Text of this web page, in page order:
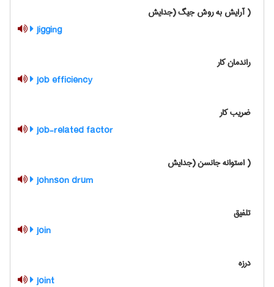
( آرایش به روش جیگ (جدایش
jigging
راندمان کار
job efficiency
ضریب کار
job-related factor
( استوانه جانسن (جدایش
johnson drum
تلفیق
join
درزه
joint